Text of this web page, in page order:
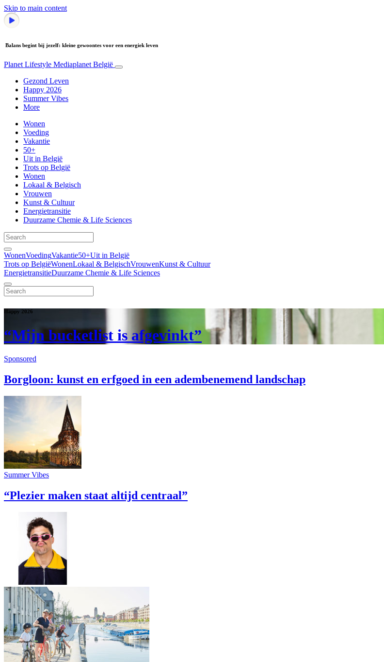
Skip to main content
Balans begint bij jezelf: kleine gewoontes voor een energiek leven
Planet Lifestyle Mediaplanet België
Gezond Leven
Happy 2026
Summer Vibes
More
Wonen
Voeding
Vakantie
50+
Uit in België
Trots op België
Wonen
Lokaal & Belgisch
Vrouwen
Kunst & Cultuur
Energietransitie
Duurzame Chemie & Life Sciences
WonenVoedingVakantie50+Uit in België
Trots op BelgiëWonenLokaal & BelgischVrouwenKunst & Cultuur
EnergietransitieDuurzame Chemie & Life Sciences
Happy 2026
“Mijn bucketlist is afgevinkt”
Sponsored
Borgloon: kunst en erfgoed in een adembenemend landschap
Summer Vibes
“Plezier maken staat altijd centraal”